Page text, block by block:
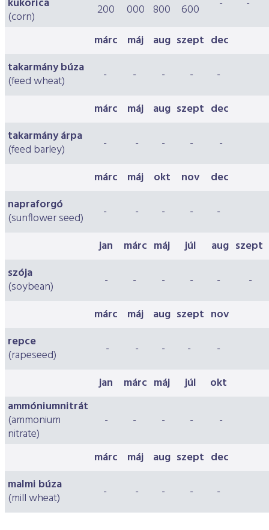
ESG Útmutató
kukorica
(corn) 200 000 800 600 - -
márc máj aug szept dec
takarmány búza
(feed wheat) - - - -
-
márc
máj aug szept dec
takarmány árpa
(feed barley) - - - -
-
márc
máj okt nov
dec
napraforgó
(sunflower seed) - - - -
-
jan
márc máj júl aug szept
szója
(soybean) - - - - -
-
márc
máj aug szept nov
repce
(rapeseed) - - - -
-
jan
márc máj júl
okt
ammóniumnitrát
(ammonium
nitrate)
- - - - -
márc máj aug szept dec
malmi búza
(mill wheat) - - - - -